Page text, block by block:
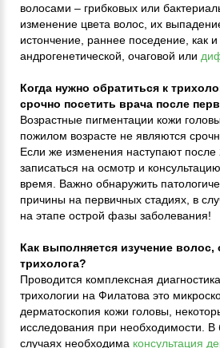
волосами – грибковых или
изменение цвета волос, их
истончение, раннее поседение, как
андрогенетической, очаговой или
Когда нужно обратиться к
срочно посетить врача после
Возрастные пигментации кожи
пожилом возрасте не являются
Если же изменения наступают после
записаться на осмотр и
время. Важно обнаружить
причины на первичных стадиях, в
на этапе острой фазы заболевания!
Как выполняется изучение волос,
трихолога?
Проводится комплексная
трихологии на Филатова это
дерматоскопия кожи головы,
исследования при необходимости.
случаях необходима консультация